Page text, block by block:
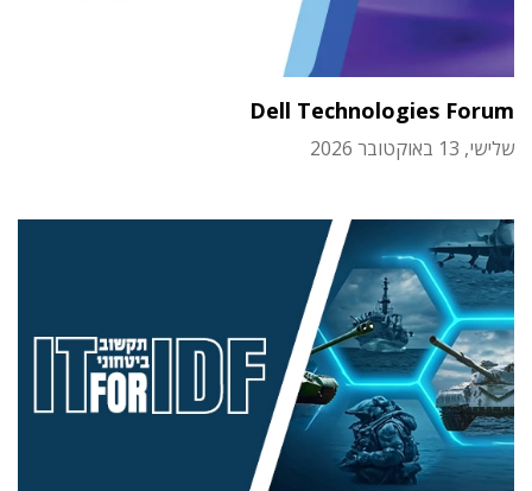
Dell Technologies Forum
שלישי, 13 באוקטובר 2026